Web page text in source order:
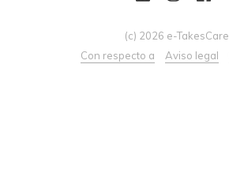
(c) 2026 e-TakesCare
Con respecto a
Aviso legal